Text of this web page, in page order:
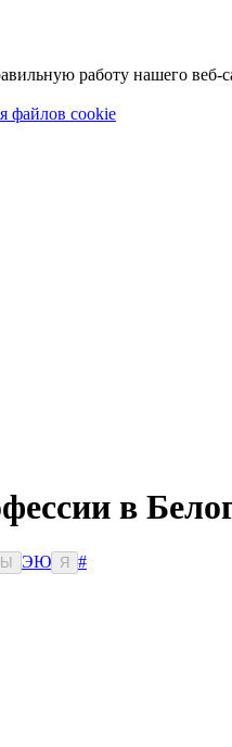
работу нашего веб-
файлов cookie
в
Ы ЭЮ Я
#